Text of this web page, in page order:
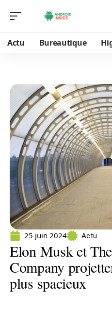
Actu Bureautique
25 juin 2024 Actu
Elon Musk et
Company
plus spacieux